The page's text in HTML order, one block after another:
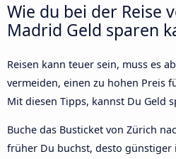
Wie du bei der Reise
Madrid Geld sparen
Reisen kann teuer sein, muss es
vermeiden, einen zu hohen Preis
Mit diesen Tipps, kannst Du Geld
Buche das Busticket von Zürich
früher Du buchst, desto günstiger